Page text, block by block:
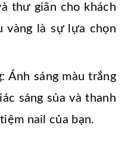
thư giãn cho khách
vàng là sự lựa chọn
Ánh sáng màu trắng
sáng sủa và thanh
nail của bạn.